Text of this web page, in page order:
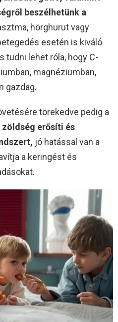
beszélhetünk a
hörghurut vagy
esetén is kiváló
tudni lehet róla, hogy C-
magnéziumban,
gazdag.
törekedve pedig a
zöldség erősíti és
jó hatással van a
a keringést és